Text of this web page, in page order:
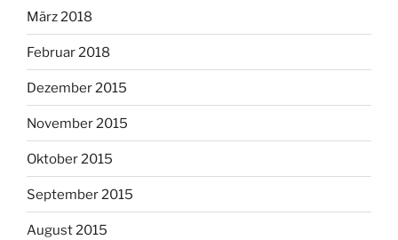
März 2018
Februar 2018
Dezember 2015
November 2015
Oktober 2015
September 2015
August 2015